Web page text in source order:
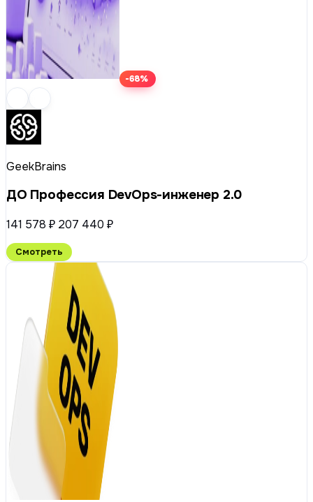
-68%
GeekBrains
ДО Профессия DevOps-инженер 2.0
141 578 ₽ 207 440 ₽
Смотреть